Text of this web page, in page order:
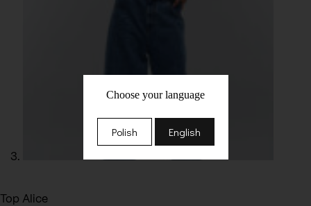
Top Alice
Choose your language
Polish English